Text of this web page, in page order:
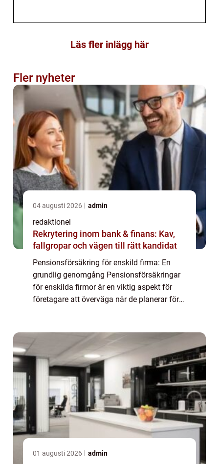
Läs fler inlägg här
Fler nyheter
04 augusti 2026 admin
redaktionel
Rekrytering inom bank & finans: Kav,
fallgropar och vägen till rätt kandidat
Pensionsförsäkring för enskild firma: En
grundlig genomgång Pensionsförsäkringar
för enskilda firmor är en viktig aspekt för
företagare att överväga när de planerar för
01 augusti 2026 admin